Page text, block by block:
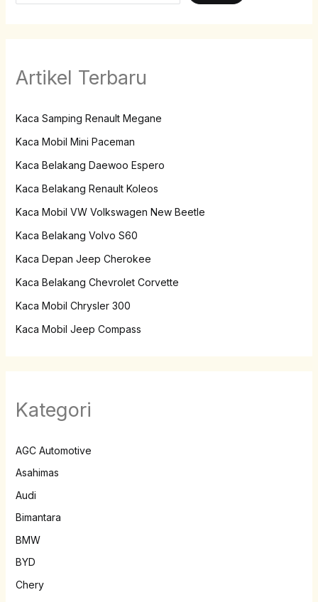
Artikel Terbaru
Kaca Samping Renault Megane
Kaca Mobil Mini Paceman
Kaca Belakang Daewoo Espero
Kaca Belakang Renault Koleos
Kaca Mobil VW Volkswagen New Beetle
Kaca Belakang Volvo S60
Kaca Depan Jeep Cherokee
Kaca Belakang Chevrolet Corvette
Kaca Mobil Chrysler 300
Kaca Mobil Jeep Compass
Kategori
AGC Automotive
Asahimas
Audi
Bimantara
BMW
BYD
Chery